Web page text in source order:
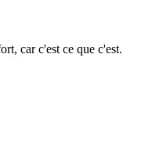
car c'est ce que c'est.